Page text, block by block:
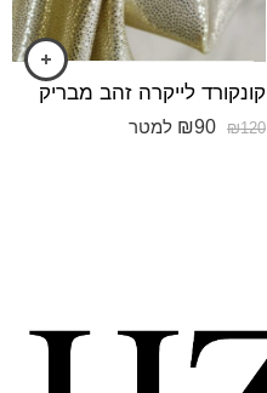
קונקורד לייקרה זהב מבריק
₪120
₪90 למטר